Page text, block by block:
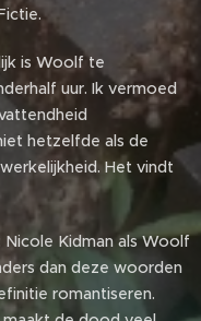
is Woolf te
uur. Ik vermoed
hetzelfde als de
Het vindt
Nicole Kidman als Woolf
dan deze woorden
romantiseren.